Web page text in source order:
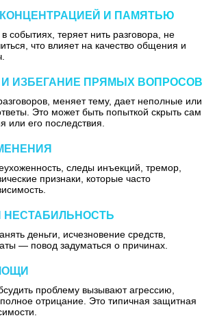
И ПАМЯТЬЮ
событиях, теряет нить разговора, не
что влияет на качество общения и
ИЗБЕГАНИЕ ПРЯМЫХ ВОПРОСОВ
меняет тему, дает неполные или
Это может быть попыткой скрыть сам
или его последствия.
следы инъекций, тремор,
признаки, которые часто
деньги, исчезновение средств,
— повод задуматься о причинах.
проблему вызывают агрессию,
отрицание. Это типичная защитная